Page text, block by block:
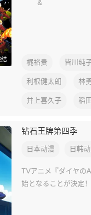
&
梶裕贵 皆川纯
利根健太朗 林勇
井上喜久子 稻
钻石王牌第四季
日本动漫 日韩
TVアニメ『ダイヤの
始となることが決定